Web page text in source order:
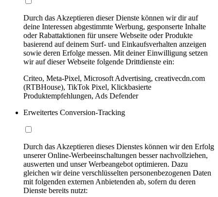
Durch das Akzeptieren dieser Dienste können wir dir auf
deine Interessen abgestimmte Werbung, gesponserte Inhalte
oder Rabattaktionen für unsere Webseite oder Produkte
basierend auf deinem Surf- und Einkaufsverhalten anzeigen
sowie deren Erfolge messen. Mit deiner Einwilligung setzen
wir auf dieser Webseite folgende Drittdienste ein:
Criteo, Meta-Pixel, Microsoft Advertising, creativecdn.com
(RTBHouse), TikTok Pixel, Klickbasierte
Produktempfehlungen, Ads Defender
Erweitertes Conversion-Tracking
Durch das Akzeptieren dieses Dienstes können wir den Erfolg
unserer Online-Werbeeinschaltungen besser nachvollziehen,
auswerten und unser Werbeangebot optimieren. Dazu
gleichen wir deine verschlüsselten personenbezogenen Daten
mit folgenden externen Anbietenden ab, sofern du deren
Dienste bereits nutzt: